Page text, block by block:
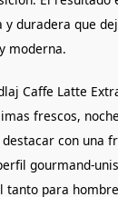
y duradera que
moderna.
Caffe Latte
frescos,
con una
gourmand-
tanto para